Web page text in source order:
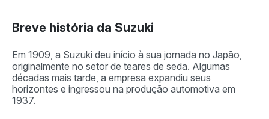
Breve história da Suzuki
Em 1909, a Suzuki deu início à sua jornada no Japão,
originalmente no setor de teares de seda. Algumas
décadas mais tarde, a empresa expandiu seus
horizontes e ingressou na produção automotiva em
1937.